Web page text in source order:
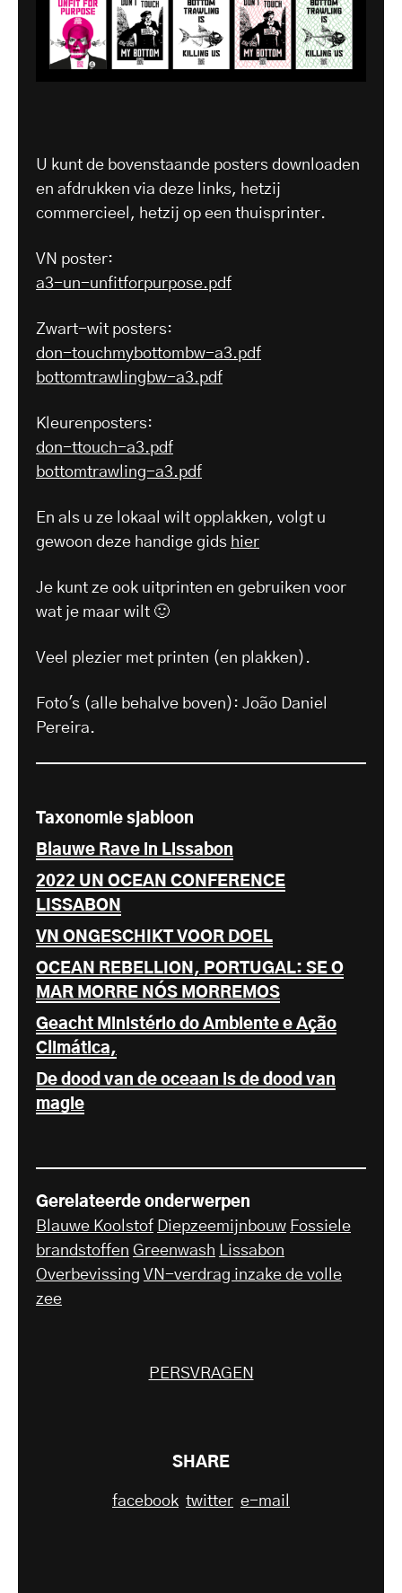
U kunt de bovenstaande posters downloaden
en afdrukken via deze links, hetzij
commercieel, hetzij op een thuisprinter.
VN poster:
a3-un-unfitforpurpose.pdf
Zwart-wit posters:
don-touchmybottombw-a3.pdf
bottomtrawlingbw-a3.pdf
Kleurenposters:
don-ttouch-a3.pdf
bottomtrawling-a3.pdf
En als u ze lokaal wilt opplakken, volgt u
gewoon deze handige gids hier
Je kunt ze ook uitprinten en gebruiken voor
wat je maar wilt 🙂
Veel plezier met printen (en plakken).
Foto's (alle behalve boven): João Daniel
Pereira.
Taxonomie sjabloon
Blauwe Rave in Lissabon
2022 UN OCEAN CONFERENCE
LISSABON
VN ONGESCHIKT VOOR DOEL
OCEAN REBELLION, PORTUGAL: SE O
MAR MORRE NÓS MORREMOS
Geacht Ministério do Ambiente e Ação
Climática,
De dood van de oceaan is de dood van
magie
Gerelateerde onderwerpen
Blauwe Koolstof Diepzeemijnbouw Fossiele
brandstoffen Greenwash
Lissabon
Overbevissing VN-verdrag inzake de volle
zee
PERSVRAGEN
SHARE
facebook twitter e-mail